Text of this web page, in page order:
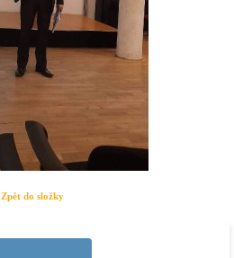
Zpět do složky